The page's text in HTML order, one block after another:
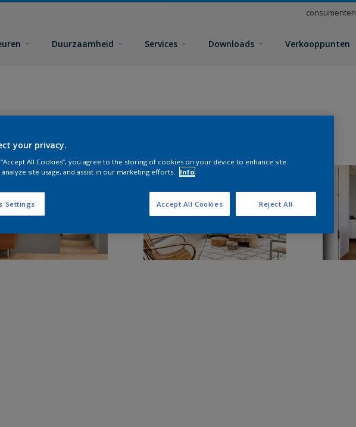
consumenten
Duurzaamheid Services Downloads Verkooppunten
your privacy.
All Cookies”, you agree to the storing of cookies on your device to enhance site
site usage, and assist in our marketing efforts.
Info
Settings Reject All
Accept All Cookies